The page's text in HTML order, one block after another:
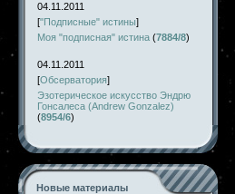
04.11.2011
["Подписные" истины]
Моя "подписная" истина (7884/8)
04.11.2011
[Обсерватория]
Эзотерическое искусство Эндрю
Гонсалеса (Andrew Gonzalez)
(8954/6)
Новые материалы